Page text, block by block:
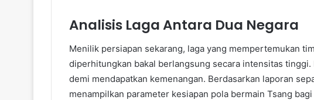
Analisis Laga Antara Dua Negara
Menilik persiapan sekarang, laga yang mempertemukan
diperhitungkan bakal berlangsung secara intensitas
demi mendapatkan kemenangan. Berdasarkan laporan
menampilkan parameter kesiapan pola bermain Tsang